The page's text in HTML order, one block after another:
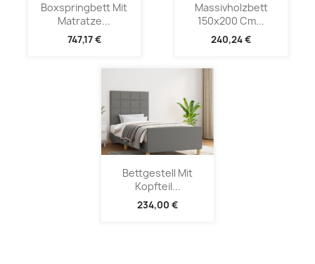
Boxspringbett Mit
Matratze...
747,17 €
Massivholzbett
150x200 Cm...
240,24 €
Bettgestell Mit
Kopfteil...
234,00 €